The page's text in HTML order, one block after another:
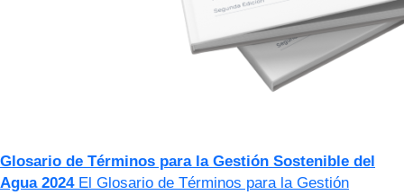
Glosario de Términos para la Gestión Sostenible del
Agua 2024 El Glosario de Términos para la Gestión